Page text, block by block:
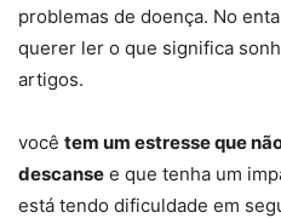
problemas de doença. No
querer ler o que significa
artigos.
você tem um estresse que
descanse e que tenha um
está tendo dificuldade em